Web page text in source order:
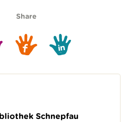
Share
Schnepfau